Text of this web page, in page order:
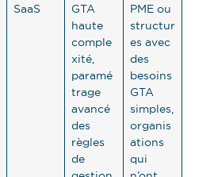
SaaS
GTA
haute
comple
xité,
paramé
trage
avancé
des
règles
de
PME ou
structur
es avec
des
besoins
GTA
simples,
organis
ations
qui